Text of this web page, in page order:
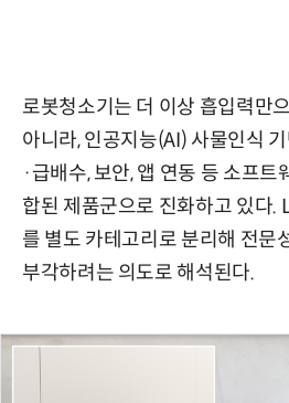
로봇청소기는 더 이상 흡입력만
아니라, 인공지능(AI) 사물인식
·급배수, 보안, 앱 연동 등 소프트
합된 제품군으로 진화하고 있다.
를 별도 카테고리로 분리해 전문
부각하려는 의도로 해석된다.